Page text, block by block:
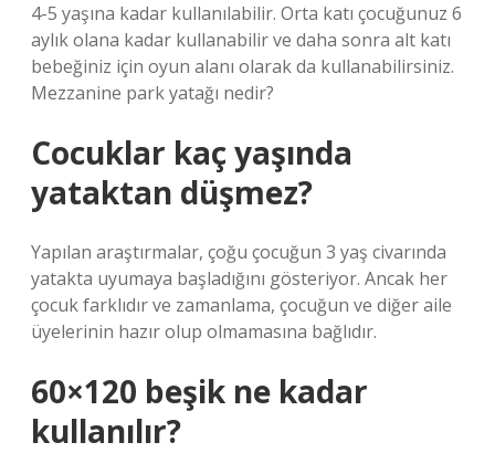
4-5 yaşına kadar kullanılabilir. Orta katı çocuğunuz 6
aylık olana kadar kullanabilir ve daha sonra alt katı
bebeğiniz için oyun alanı olarak da kullanabilirsiniz.
Mezzanine park yatağı nedir?
Cocuklar kaç yaşında
yataktan düşmez?
Yapılan araştırmalar, çoğu çocuğun 3 yaş civarında
yatakta uyumaya başladığını gösteriyor. Ancak her
çocuk farklıdır ve zamanlama, çocuğun ve diğer aile
üyelerinin hazır olup olmamasına bağlıdır.
60×120 beşik ne kadar
kullanılır?